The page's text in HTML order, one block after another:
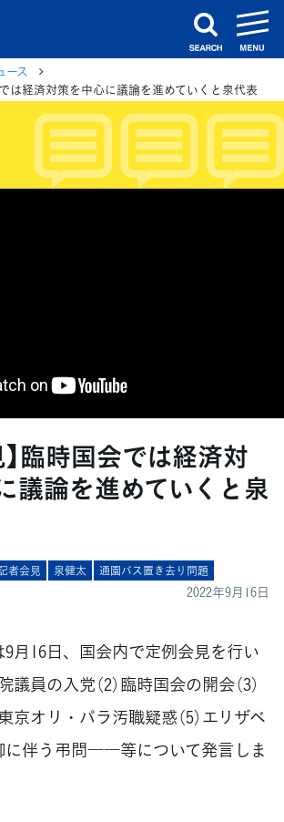
search
ース
では経済対策を中心に議論を進めていくと泉代表
】臨時国会では経済対
議論を進めていくと泉
者会見 泉健太 通園バス置き去り問題
2022年9月16日
月16日、国会内で定例会見を行い
議員の入党（2）臨時国会の開会（3）
京オリ・パラ汚職疑惑（5）エリザベ
に伴う弔問――等について発言しま